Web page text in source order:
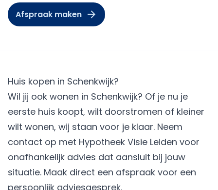
Afspraak maken
Huis kopen in Schenkwijk?
Wil jij ook wonen in Schenkwijk? Of je nu je
eerste huis koopt, wilt doorstromen of kleiner
wilt wonen, wij staan voor je klaar. Neem
contact op met Hypotheek Visie Leiden voor
onafhankelijk advies dat aansluit bij jouw
situatie. Maak direct een afspraak voor een
persoonlijk adviesgesprek.